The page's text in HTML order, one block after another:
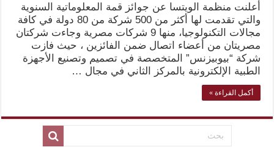
أعلنت منظمة الويتسا عن جوائز قمة المعلوماتية السنوية
والتي تقدمت لها أكثر من 500 شركة من 80 دولة في كافة
مجالات التكنولوجيا، منها 9 شركات مصرية وجاءت شركتان
مصريتان من أعضاء اتصال ضمن الفائزين ، حيث فازت
شركة “بيوبيزنس” المتخصصة في تصميم وتصنيع الأجهزة
الطبية الإلكترونية بالمركز الثاني في مجال …
أكمل القراءة »